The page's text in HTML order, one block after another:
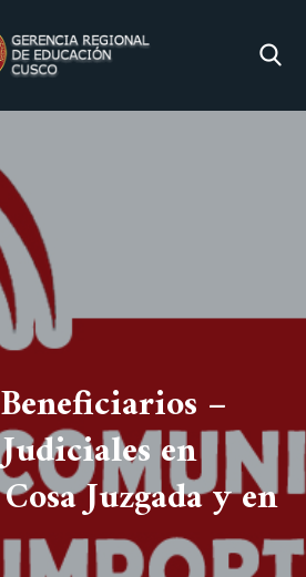
–
en
Juzgada y en